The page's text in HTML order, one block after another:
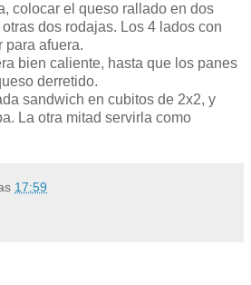
colocar el queso rallado en dos
dos rodajas. Los 4 lados con
para afuera.
bien caliente, hasta que los panes
derretido.
sandwich en cubitos de 2x2, y
La otra mitad servirla como
17:59